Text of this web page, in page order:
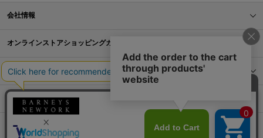
会社情報
オンラインストアショッピングガイド
店舗情報
サービス
BLOG